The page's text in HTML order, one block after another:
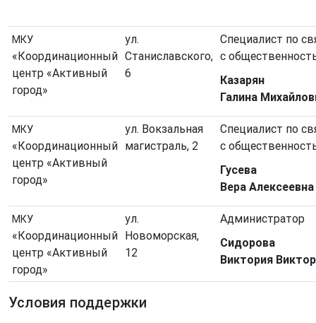
МКУ
«Координационный
центр «Активный
город»
ул.
Станиславского,
6
Специалист по
с
Казарян
Галина
МКУ
«Координационный
центр «Активный
город»
ул. Вокзальная
магистраль, 2
Специалист по
с
Гусева
Вера Алексеевна
МКУ
«Координационный
центр «Активный
город»
ул.
Новоморская,
12
Администратор
Сидорова
Виктория
Условия поддержки